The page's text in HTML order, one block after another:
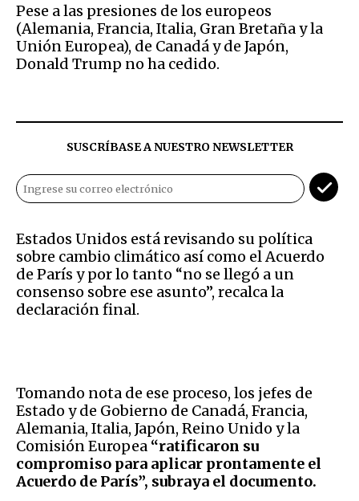
Pese a las presiones de los europeos
(Alemania, Francia, Italia, Gran Bretaña y la
Unión Europea), de Canadá y de Japón,
Donald Trump no ha cedido.
SUSCRÍBASE A NUESTRO NEWSLETTER
Estados Unidos está revisando su política
sobre cambio climático así como el Acuerdo
de París y por lo tanto “no se llegó a un
consenso sobre ese asunto”, recalca la
declaración final.
Tomando nota de ese proceso, los jefes de
Estado y de Gobierno de Canadá, Francia,
Alemania, Italia, Japón, Reino Unido y la
Comisión Europea “ratificaron su
compromiso para aplicar prontamente el
Acuerdo de París”, subraya el documento.